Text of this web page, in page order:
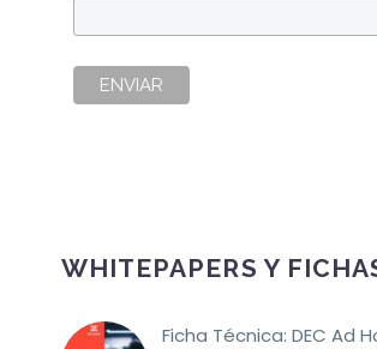
WHITEPAPERS Y
Ficha Técnica: DEC Ad